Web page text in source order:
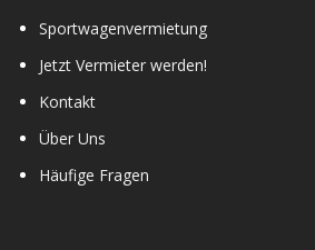
Sportwagenvermietung
Jetzt Vermieter werden!
Kontakt
Über Uns
Häufige Fragen